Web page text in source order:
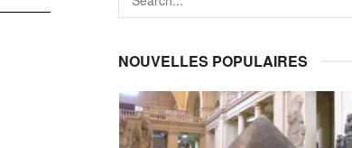
NOUVELLES POPULAIRES